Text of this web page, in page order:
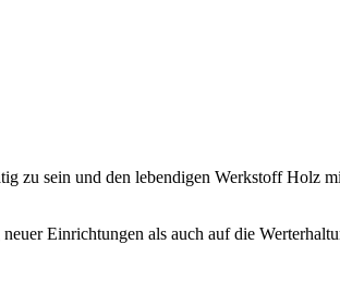
zu sein und den lebendigen Werkstoff Holz
Einrichtungen als auch auf die